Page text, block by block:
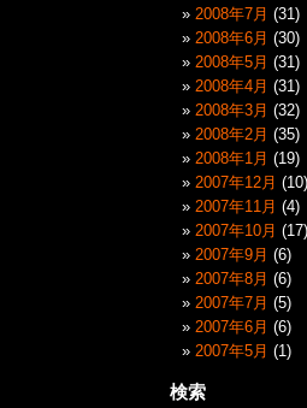
2008年7月 (31)
2008年6月 (30)
2008年5月 (31)
2008年4月 (31)
2008年3月 (32)
2008年2月 (35)
2008年1月 (19)
2007年12月 (10)
2007年11月 (4)
2007年10月 (17)
2007年9月 (6)
2007年8月 (6)
2007年7月 (5)
2007年6月 (6)
2007年5月 (1)
検索